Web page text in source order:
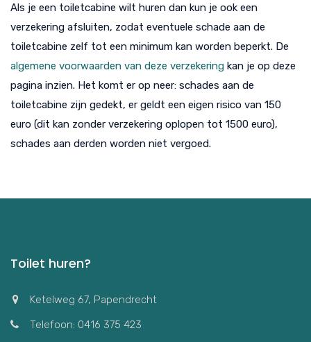
Als je een toiletcabine wilt huren dan kun je ook een
verzekering afsluiten, zodat eventuele schade aan de
toiletcabine zelf tot een minimum kan worden beperkt. De
algemene voorwaarden van deze verzekering kan je op deze
pagina inzien. Het komt er op neer: schades aan de
toiletcabine zijn gedekt, er geldt een eigen risico van 150
euro (dit kan zonder verzekering oplopen tot 1500 euro),
schades aan derden worden niet vergoed.
Toilet huren?
Ketelweg 67, Papendrecht
Telefoon: 0416 375 423